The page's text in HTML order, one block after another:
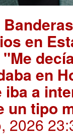
en
en
iba a
un tipo
2026